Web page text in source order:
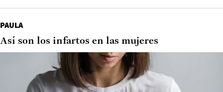
PAULA
Así son los infartos en las mujeres